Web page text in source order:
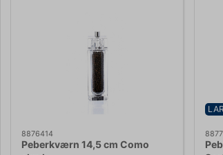
8876414
Peberkværn 14,5 cm Como